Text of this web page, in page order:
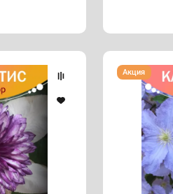
Клематис
Блю
Акция